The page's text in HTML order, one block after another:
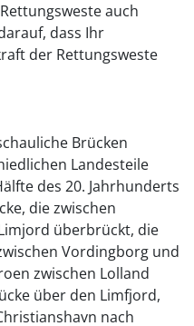
auch
dass Ihr
der Rettungsweste
Brücken
Landesteile
des 20. Jahrhunderts
die zwischen
überbrückt, die
Vordingborg und
zwischen Lolland
über den Limfjord,
nach